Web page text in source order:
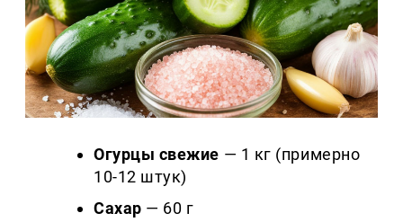
Огурцы свежие — 1 кг (примерно
10-12 штук)
Сахар — 60 г